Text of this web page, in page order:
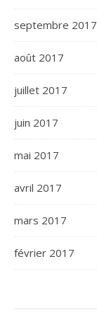
septembre 2017
août 2017
juillet 2017
juin 2017
mai 2017
avril 2017
mars 2017
février 2017